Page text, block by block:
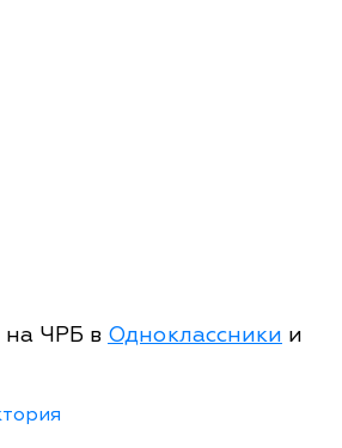
на ЧРБ в Одноклассники и